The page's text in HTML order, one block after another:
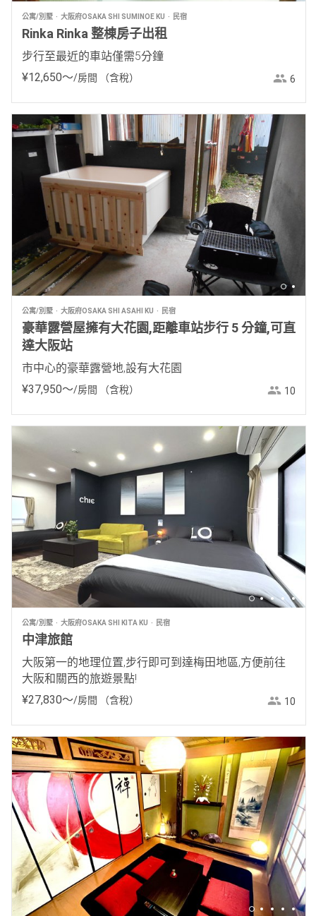
公寓/別墅 大阪府OSAKA SHI SUMINOE KU 民宿
Rinka Rinka 整棟房子出租
步行至最近的車站僅需5分鐘
¥12,650〜/房間 （含稅） 6
公寓/別墅 大阪府OSAKA SHI ASAHI KU 民宿
豪華露營屋擁有大花園,距離車站步行 5 分鐘,可直
達大阪站
市中心的豪華露營地,設有大花園
¥37,950〜/房間 （含稅） 10
公寓/別墅 大阪府OSAKA SHI KITA KU 民宿
中津旅館
大阪第一的地理位置,步行即可到達梅田地區,方便前往
大阪和關西的旅遊景點!
¥27,830〜/房間 （含稅） 10